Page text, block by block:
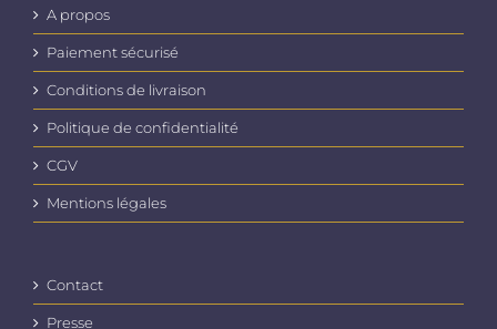
A propos
Paiement sécurisé
Conditions de livraison
Politique de confidentialité
CGV
Mentions légales
Contact
Presse